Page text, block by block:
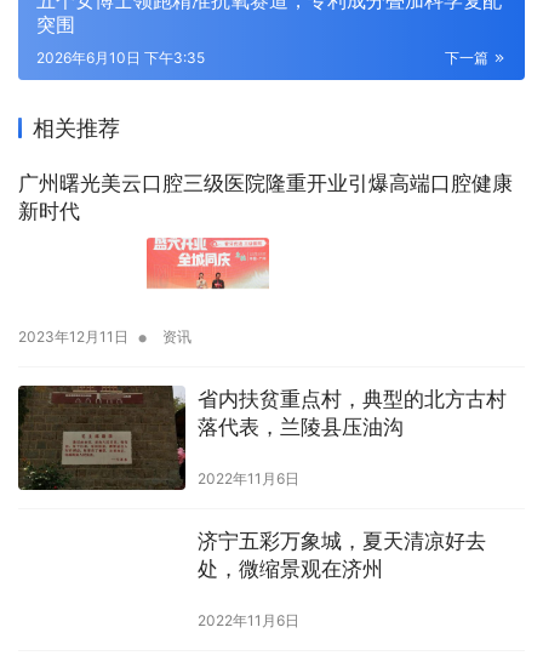
突围
下一篇
2026年6月10日 下午3:35
相关推荐
广州曙光美云口腔三级医院隆重开业引爆高端口腔健康
新时代
2023年12月11日 • 资讯
省内扶贫重点村，典型的北方古村
落代表，兰陵县压油沟
2022年11月6日
济宁五彩万象城，夏天清凉好去
处，微缩景观在济州
2022年11月6日